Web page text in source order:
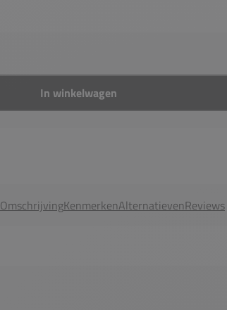
In winkelwagen
OmschrijvingKenmerkenAlternatievenReviews